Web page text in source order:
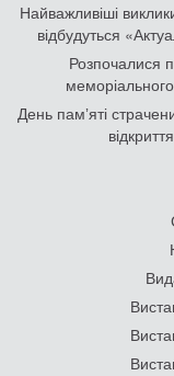
Найважливіші
відбудуться
Розпочалися
День памʼяті